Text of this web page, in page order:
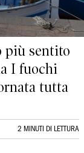
più sentito
I fuochi
tutta
2 MINUTI DI LETTURA